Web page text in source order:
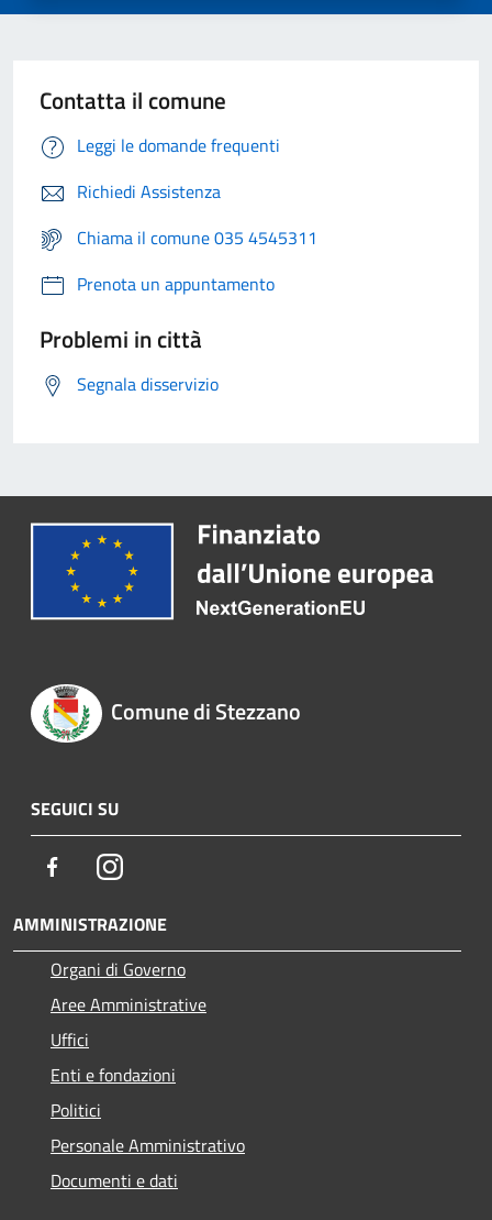
Contatta il comune
Leggi le domande frequenti
Richiedi Assistenza
Chiama il comune 035 4545311
Prenota un appuntamento
Problemi in città
Segnala disservizio
Comune di Stezzano
SEGUICI SU
FacebookInstagram
AMMINISTRAZIONE
Organi di Governo
Aree Amministrative
Uffici
Enti e fondazioni
Politici
Personale Amministrativo
Documenti e dati